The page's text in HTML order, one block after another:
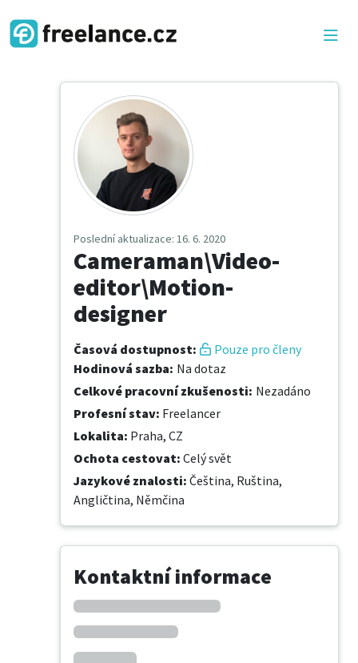
Poslední aktualizace: 16. 6. 2020
Cameraman\Video-
editor\Motion-
designer
Časová dostupnost:
Pouze pro členy
Hodinová sazba: Na dotaz
Celkové pracovní zkušenosti: Nezadáno
Profesní stav: Freelancer
Lokalita: Praha, CZ
Ochota cestovat: Celý svět
Jazykové znalosti: Čeština, Ruština,
Angličtina, Němčina
Kontaktní informace